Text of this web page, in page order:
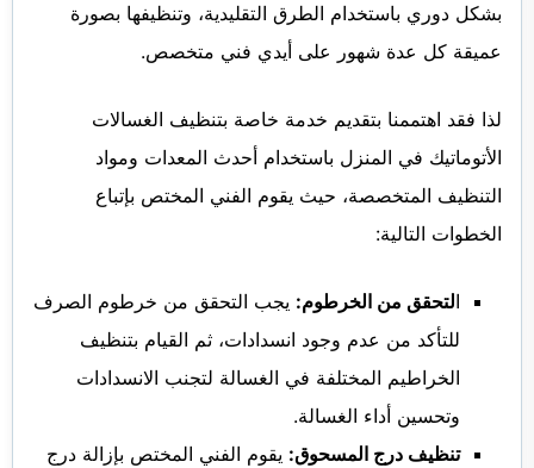
بشكل دوري باستخدام الطرق التقليدية، وتنظيفها بصورة
عميقة كل عدة شهور على أيدي فني متخصص.
لذا فقد اهتممنا بتقديم خدمة خاصة بتنظيف الغسالات
الأتوماتيك في المنزل باستخدام أحدث المعدات ومواد
التنظيف المتخصصة، حيث يقوم الفني المختص بإتباع
الخطوات التالية:
التحقق من الخرطوم: يجب التحقق من خرطوم الصرف
للتأكد من عدم وجود انسدادات، ثم القيام بتنظيف
الخراطيم المختلفة في الغسالة لتجنب الانسدادات
وتحسين أداء الغسالة.
تنظيف درج المسحوق: يقوم الفني المختص بإزالة درج